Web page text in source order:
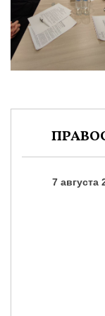
7 августа